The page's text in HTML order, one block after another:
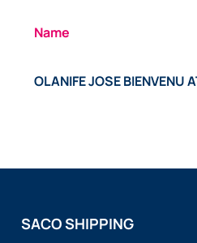
Name
OLANIFE JOSE BIENVENU
SACO SHIPPING